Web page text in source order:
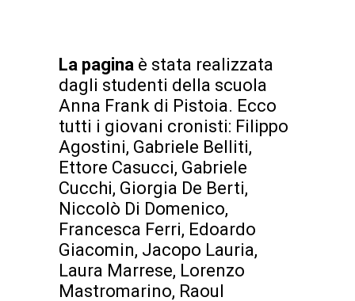
La pagina è stata realizzata
dagli studenti della scuola
Anna Frank di Pistoia. Ecco
tutti i giovani cronisti: Filippo
Agostini, Gabriele Belliti,
Ettore Casucci, Gabriele
Cucchi, Giorgia De Berti,
Niccolò Di Domenico,
Francesca Ferri, Edoardo
Giacomin, Jacopo Lauria,
Laura Marrese, Lorenzo
Mastromarino, Raoul